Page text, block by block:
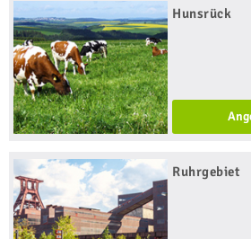
Hunsrück
Ruhrgebiet